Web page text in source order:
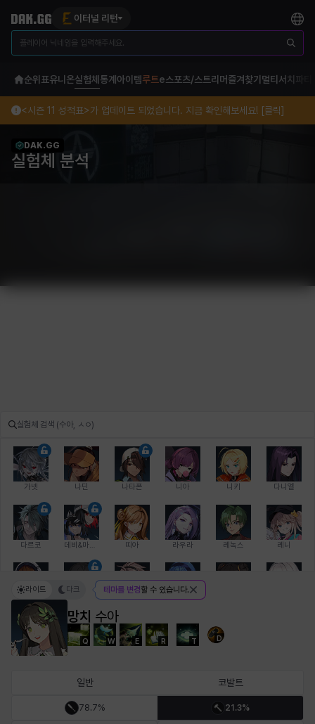
이터널 리턴
순위표유니온실험체 통계 아이템루트e스포츠/스트리머 즐겨찾기 멀티서치 파티
<시즌 11 성적표>가 업데이트 되었습니다. 지금 확인해보세요! [클릭]
DAK.GG
실험체 분석
가넷 나딘 나타폰 니아 니키 다니엘
다르코 띠아 라우라 레녹스 레니
레온 루크 르노어
비앙카 비형 샬럿
망치 수아
Q W E R T D
라이트 다크 테마를 변경할 수 있습니다.
일반 코발트
78.7% 21.3%